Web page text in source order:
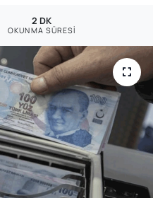
2 DK
OKUNMA SÜRESI